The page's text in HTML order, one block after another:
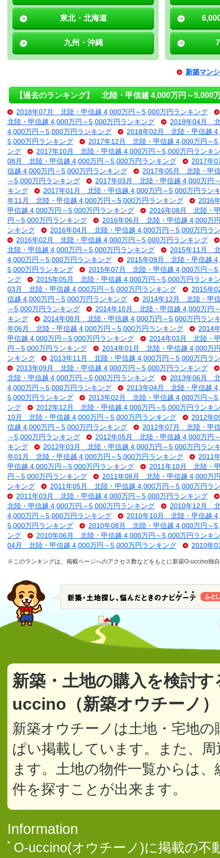
東北・北海道
九州・沖縄
新築マン
【過去のランキング】 北陸・甲信越 4,000万円～5,000
2018年07月 北陸・甲信越 4,000万円～5,000万円ランキング
北陸・甲信越 4,000万円～5,000万円ランキング
2018年04月 北
4,000万円～5,000万円ランキング
2018年02月 北陸・甲信越
5,000万円ランキング
2017年12月 北陸・甲信越 4,000万円～
ング
2017年10月 北陸・甲信越 4,000万円～5,000万円ランキ
08月 北陸・甲信越 4,000万円～5,000万円ランキング
2017年
信越 4,000万円～5,000万円ランキング
2017年05月 北陸・甲
～5,000万円ランキング
2017年03月 北陸・甲信越 4,000万円
キング
2017年01月 北陸・甲信越 4,000万円～5,000万円ラン
年11月 北陸・甲信越 4,000万円～5,000万円ランキング
2016
甲信越 4,000万円～5,000万円ランキング
2016年08月 北陸・
円～5,000万円ランキング
2016年06月 北陸・甲信越 4,000万
ンキング
2016年04月 北陸・甲信越 4,000万円～5,000万円ラ
2016年02月 北陸・甲信越 4,000万円～5,000万円ランキング
北陸・甲信越 4,000万円～5,000万円ランキング
2015年11月 北
4,000万円～5,000万円ランキング
2015年09月 北陸・甲信越
5,000万円ランキング
2015年07月 北陸・甲信越 4,000万円～
ング
2015年05月 北陸・甲信越 4,000万円～5,000万円ランキ
03月 北陸・甲信越 4,000万円～5,000万円ランキング
2015年
信越 4,000万円～5,000万円ランキング
2014年12月 北陸・甲
～5,000万円ランキング
2014年10月 北陸・甲信越 4,000万円
キング
2014年08月 北陸・甲信越 4,000万円～5,000万円ラン
年06月 北陸・甲信越 4,000万円～5,000万円ランキング
2014
甲信越 4,000万円～5,000万円ランキング
2014年03月 北陸・
円～5,000万円ランキング
2014年01月 北陸・甲信越 4,000万
ンキング
2013年11月 北陸・甲信越 4,000万円～5,000万円ラ
2013年09月 北陸・甲信越 4,000万円～5,000万円ランキング
北陸・甲信越 4,000万円～5,000万円ランキング
2013年06月 北
4,000万円～5,000万円ランキング
2013年04月 北陸・甲信越
5,000万円ランキング
2013年02月 北陸・甲信越 4,000万円～
ング
2012年12月 北陸・甲信越 4,000万円～5,000万円ランキ
10月 北陸・甲信越 4,000万円～5,000万円ランキング
2012年
信越 4,000万円～5,000万円ランキング
2012年07月 北陸・甲
～5,000万円ランキング
2012年05月 北陸・甲信越 4,000万円
キング
2012年03月 北陸・甲信越 4,000万円～5,000万円ラン
年01月 北陸・甲信越 4,000万円～5,000万円ランキング
2011
甲信越 4,000万円～5,000万円ランキング
2011年10月 北陸・
円～5,000万円ランキング
2011年08月 北陸・甲信越 4,000万
ンキング
2011年05月 北陸・甲信越 4,000万円～5,000万円ラ
2011年03月 北陸・甲信越 4,000万円～5,000万円ランキング
北陸・甲信越 4,000万円～5,000万円ランキング
2010年12月 北
4,000万円～5,000万円ランキング
2010年10月 北陸・甲信越
5,000万円ランキング
2010年08月 北陸・甲信越 4,000万円～
ング
2010年06月 北陸・甲信越 4,000万円～5,000万円ランキ
04月 北陸・甲信越 4,000万円～5,000万円ランキング
2010年
※このランキングは、掲載ページへのアクセス数などをもとに新築O-uccino独
新築・土地の購入を検討
uccino（新築オウチーノ
新築オウチーノは土地・宅地
ぱい掲載しています。また、
ます。土地の物件一覧からは
件を探すことが出来ます。
Information
O-uccino(オウチーノ)に掲載の不